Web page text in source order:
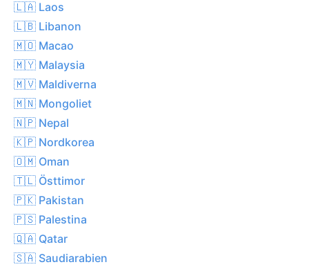
🇱🇦 Laos
🇱🇧 Libanon
🇲🇴 Macao
🇲🇾 Malaysia
🇲🇻 Maldiverna
🇲🇳 Mongoliet
🇳🇵 Nepal
🇰🇵 Nordkorea
🇴🇲 Oman
🇹🇱 Östtimor
🇵🇰 Pakistan
🇵🇸 Palestina
🇶🇦 Qatar
🇸🇦 Saudiarabien